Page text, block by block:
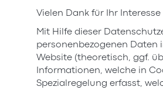
Vielen Dank für Ihr
Mit Hilfe dieser
personenbezogenen Daten
Website (theoretisch, ggf.
Informationen, welche in
Spezialregelung erfasst,